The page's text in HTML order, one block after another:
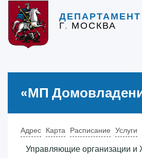
Г. МОСКВА
«‎МП
Адрес Карта Расписание Услуги
Управляющие организации